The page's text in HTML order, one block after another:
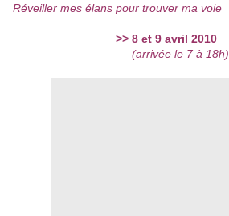
Réveiller mes élans pour trouver ma voie
>> 8 et 9 avril 2010
(arrivée le 7 à 18h)